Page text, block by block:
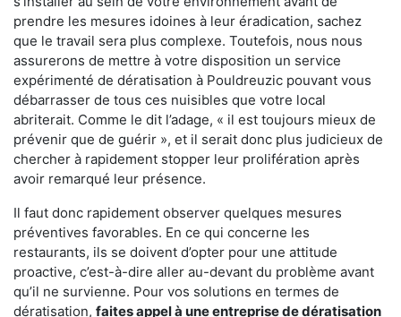
prendre les mesures idoines à leur éradication, sachez
que le travail sera plus complexe. Toutefois, nous nous
assurerons de mettre à votre disposition un service
expérimenté de dératisation à Pouldreuzic pouvant vous
débarrasser de tous ces nuisibles que votre local
abriterait. Comme le dit l’adage, « il est toujours mieux de
prévenir que de guérir », et il serait donc plus judicieux de
chercher à rapidement stopper leur prolifération après
avoir remarqué leur présence.
Il faut donc rapidement observer quelques mesures
préventives favorables. En ce qui concerne les
restaurants, ils se doivent d’opter pour une attitude
proactive, c’est-à-dire aller au-devant du problème avant
qu’il ne survienne. Pour vos solutions en termes de
dératisation, faites appel à une entreprise de dératisation